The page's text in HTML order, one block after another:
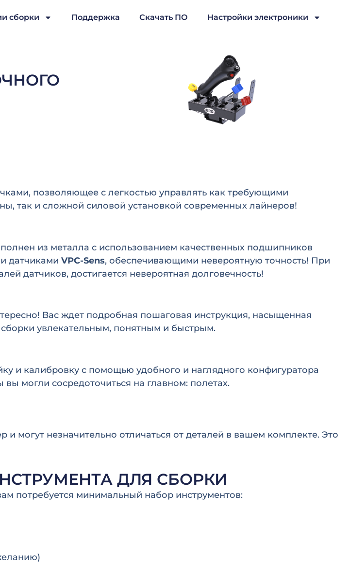
сборки Поддержка Скачать ПО Настройки электроники
позволяющее с легкостью управлять как требующими
так и сложной силовой установкой современных лайнеров!
из металла с использованием качественных подшипников
датчикамиVPC-Sens, обеспечивающими невероятную точность! При
датчиков, достигается невероятная долговечность!
Вас ждет подробная пошаговая инструкция, насыщенная
увлекательным, понятным и быстрым.
и калибровку с помощью удобного и наглядного конфигуратора
могли сосредоточиться на главном: полетах.
могут незначительно отличаться от деталей в вашем комплекте. Это
ДЛЯ СБОРКИ
потребуется минимальный набор инструментов: